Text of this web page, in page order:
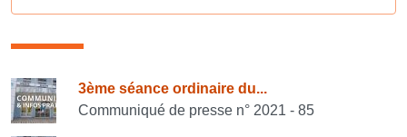
Consulter également
3ème séance ordinaire du...
Communiqué de presse n° 2021 - 85